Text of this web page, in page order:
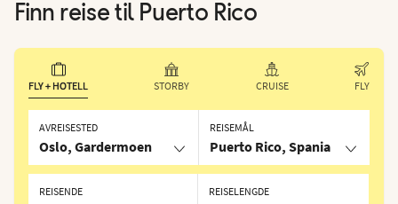
Finn reise til Puerto Rico
FLY + HOTELL STORBY CRUISE FLY
AVREISESTED
Oslo, Gardermoen
REISEMÅL
Puerto Rico, Spania
REISELENGDE
REISENDE